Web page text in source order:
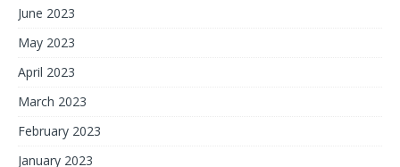
June 2023
May 2023
April 2023
March 2023
February 2023
January 2023